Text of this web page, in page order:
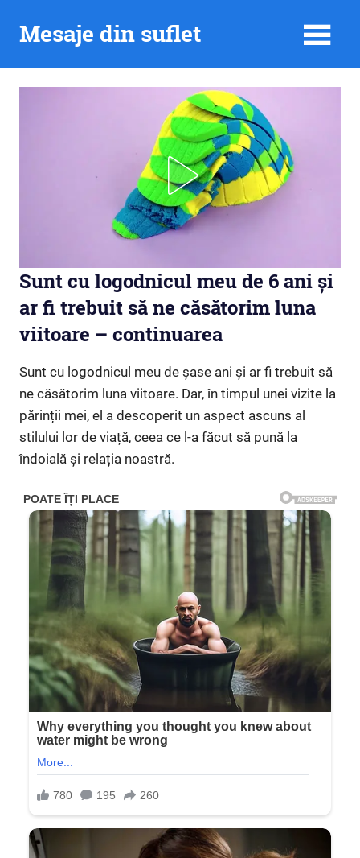
Mesaje din suflet
Sunt cu logodnicul meu de 6 ani și
ar fi trebuit să ne căsătorim luna
viitoare – continuarea
Sunt cu logodnicul meu de șase ani și ar fi trebuit să
ne căsătorim luna viitoare. Dar, în timpul unei vizite la
părinții mei, el a descoperit un aspect ascuns al
stilului lor de viață, ceea ce l-a făcut să pună la
îndoială și relația noastră.